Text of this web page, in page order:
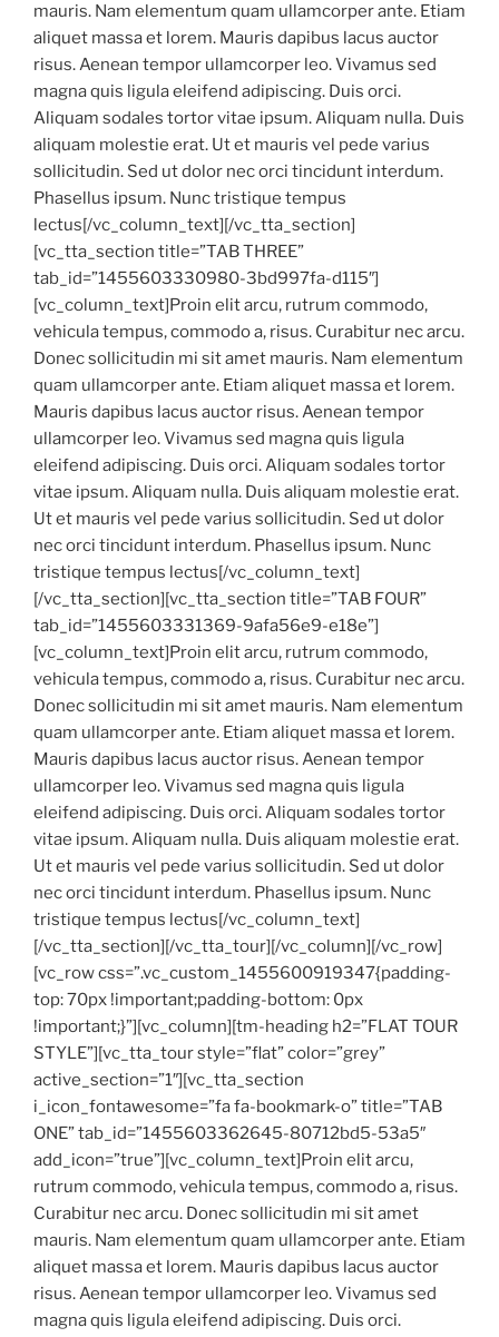
mauris. Nam elementum quam ullamcorper ante. Etiam
aliquet massa et lorem. Mauris dapibus lacus auctor
risus. Aenean tempor ullamcorper leo. Vivamus sed
magna quis ligula eleifend adipiscing. Duis orci.
Aliquam sodales tortor vitae ipsum. Aliquam nulla. Duis
aliquam molestie erat. Ut et mauris vel pede varius
sollicitudin. Sed ut dolor nec orci tincidunt interdum.
Phasellus ipsum. Nunc tristique tempus
lectus[/vc_column_text][/vc_tta_section]
[vc_tta_section title=”TAB THREE”
tab_id=”1455603330980-3bd997fa-d115″]
[vc_column_text]Proin elit arcu, rutrum commodo,
vehicula tempus, commodo a, risus. Curabitur nec arcu.
Donec sollicitudin mi sit amet mauris. Nam elementum
quam ullamcorper ante. Etiam aliquet massa et lorem.
Mauris dapibus lacus auctor risus. Aenean tempor
ullamcorper leo. Vivamus sed magna quis ligula
eleifend adipiscing. Duis orci. Aliquam sodales tortor
vitae ipsum. Aliquam nulla. Duis aliquam molestie erat.
Ut et mauris vel pede varius sollicitudin. Sed ut dolor
nec orci tincidunt interdum. Phasellus ipsum. Nunc
tristique tempus lectus[/vc_column_text]
[/vc_tta_section][vc_tta_section title=”TAB FOUR”
tab_id=”1455603331369-9afa56e9-e18e”]
[vc_column_text]Proin elit arcu, rutrum commodo,
vehicula tempus, commodo a, risus. Curabitur nec arcu.
Donec sollicitudin mi sit amet mauris. Nam elementum
quam ullamcorper ante. Etiam aliquet massa et lorem.
Mauris dapibus lacus auctor risus. Aenean tempor
ullamcorper leo. Vivamus sed magna quis ligula
eleifend adipiscing. Duis orci. Aliquam sodales tortor
vitae ipsum. Aliquam nulla. Duis aliquam molestie erat.
Ut et mauris vel pede varius sollicitudin. Sed ut dolor
nec orci tincidunt interdum. Phasellus ipsum. Nunc
tristique tempus lectus[/vc_column_text]
[/vc_tta_section][/vc_tta_tour][/vc_column][/vc_row]
[vc_row css=”.vc_custom_1455600919347{padding-
top: 70px !important;padding-bottom: 0px
!important;}”][vc_column][tm-heading h2=”FLAT TOUR
STYLE”][vc_tta_tour style=”flat” color=”grey”
active_section=”1″][vc_tta_section
i_icon_fontawesome=”fa fa-bookmark-o” title=”TAB
ONE” tab_id=”1455603362645-80712bd5-53a5″
add_icon=”true”][vc_column_text]Proin elit arcu,
rutrum commodo, vehicula tempus, commodo a, risus.
Curabitur nec arcu. Donec sollicitudin mi sit amet
mauris. Nam elementum quam ullamcorper ante. Etiam
aliquet massa et lorem. Mauris dapibus lacus auctor
risus. Aenean tempor ullamcorper leo. Vivamus sed
magna quis ligula eleifend adipiscing. Duis orci.